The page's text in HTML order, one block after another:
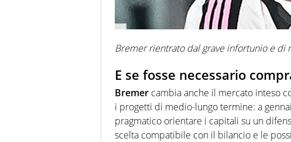
Bremer rientrato dal grave infortunio e di
E se fosse necessario
Bremer cambia anche il mercato inteso
i progetti di medio-lungo termine: a
pragmatico orientare i capitali su un
scelta compatibile con il bilancio e le